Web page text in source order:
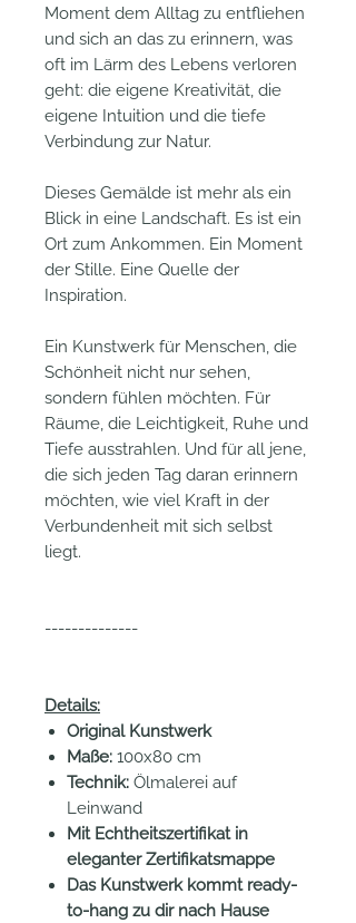
Moment dem Alltag zu entfliehen
und sich an das zu erinnern, was
oft im Lärm des Lebens verloren
geht: die eigene Kreativität, die
eigene Intuition und die tiefe
Verbindung zur Natur.
Dieses Gemälde ist mehr als ein
Blick in eine Landschaft. Es ist ein
Ort zum Ankommen. Ein Moment
der Stille. Eine Quelle der
Inspiration.
Ein Kunstwerk für Menschen, die
Schönheit nicht nur sehen,
sondern fühlen möchten. Für
Räume, die Leichtigkeit, Ruhe und
Tiefe ausstrahlen. Und für all jene,
die sich jeden Tag daran erinnern
möchten, wie viel Kraft in der
Verbundenheit mit sich selbst
liegt.
--------------
Details:
Original Kunstwerk
Maße: 100x80 cm
Technik: Ölmalerei auf
Leinwand
Mit Echtheitszertifikat in
eleganter Zertifikatsmappe
Das Kunstwerk kommt ready-
to-hang zu dir nach Hause